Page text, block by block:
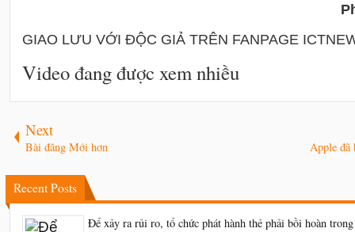
GIAO LƯU VỚI ĐỘC GIẢ TRÊN FANPAGE
Video đang được xem nhiều
Next
Bài đăng Mới hơn Apple đã
Recent Posts
Để xảy ra rủi ro, tổ chức phát hành thẻ phải bồi hoàn